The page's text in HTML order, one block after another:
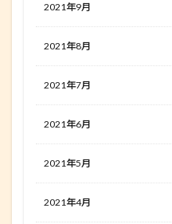
2021年9月
2021年8月
2021年7月
2021年6月
2021年5月
2021年4月